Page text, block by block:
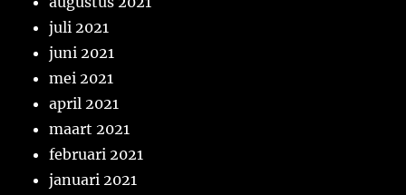
juli 2021
juni 2021
mei 2021
april 2021
maart 2021
februari 2021
januari 2021